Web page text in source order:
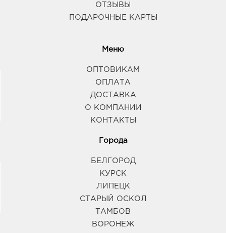
ОТЗЫВЫ
ПОДАРОЧНЫЕ КАРТЫ
Меню
ОПТОВИКАМ
ОПЛАТА
ДОСТАВКА
О КОМПАНИИ
КОНТАКТЫ
Города
БЕЛГОРОД
КУРСК
ЛИПЕЦК
СТАРЫЙ ОСКОЛ
ТАМБОВ
ВОРОНЕЖ